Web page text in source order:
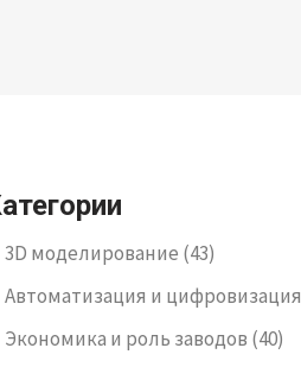
3D моделирование (43)
Автоматизация и цифровизация
Экономика и роль заводов (40)